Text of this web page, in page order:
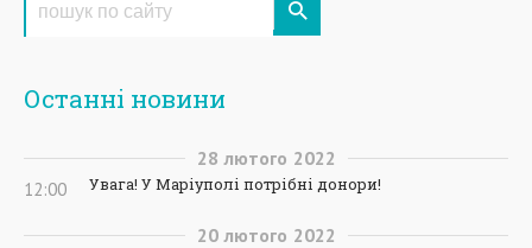
Останні новини
28 лютого 2022
12:00 Увага! У Маріуполі потрібні донори!
20 лютого 2022